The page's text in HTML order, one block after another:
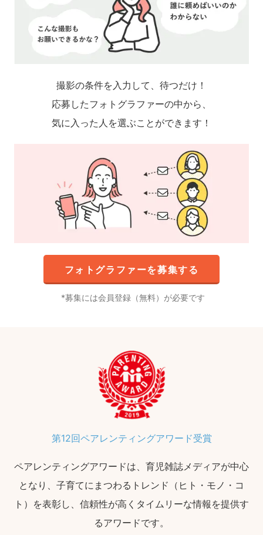
撮影の条件を入力して、待つだけ！
応募したフォトグラファーの中から、
気に入った人を選ぶことができます！
フォトグラファーを募集する
募集には会員登録（無料）が必要です
第12回ペアレンティングアワード受賞
ペアレンティングアワードは、育児雑誌メディアが中心
となり、子育てにまつわるトレンド（ヒト・モノ・コ
ト）を表彰し、信頼性が高くタイムリーな情報を提供す
るアワードです。